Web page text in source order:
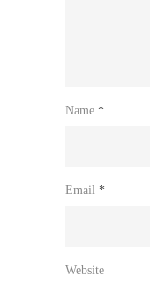
Name *
Email *
Website